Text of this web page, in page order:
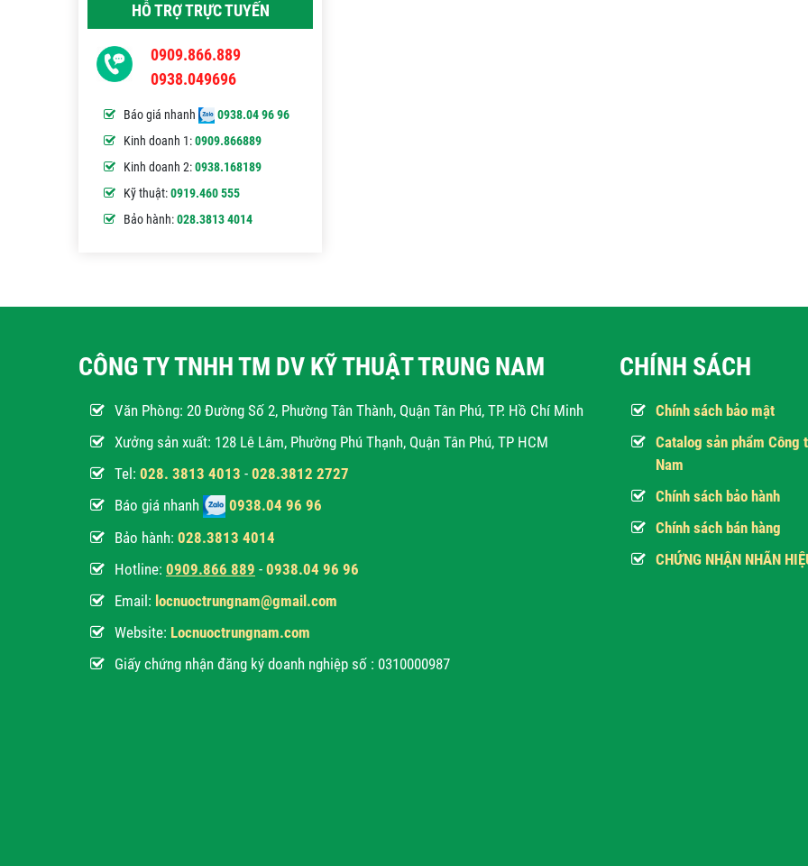
HỖ TRỢ TRỰC TUYẾN
0909.866.889
0938.049696
Báo giá nhanh
0938.04 96 96
Kinh doanh 1:0909.866889
Kinh doanh 2:0938.168189
Kỹ thuật:0919.460 555
Bảo hành:028.3813 4014
CÔNG TY TNHH TM DV KỸ THUẬT TRUNG NAM
Văn Phòng: 20 Đường Số 2, Phường Tân Thành, Quận Tân Phú, TP. Hồ Chí Minh
Xưởng sản xuất: 128 Lê Lâm, Phường Phú Thạnh, Quận Tân Phú, TP HCM
Tel: 028. 3813 4013 - 028.3812 2727
Báo giá nhanh
0938.04 96 96
Bảo hành: 028.3813 4014
Hotline: 0909.866 889 - 0938.04 96 96
Email: locnuoctrungnam@gmail.com
Website: Locnuoctrungnam.com
Giấy chứng nhận đăng ký doanh nghiệp số : 0310000987
CHÍNH SÁCH
Chính sách bảo mật
Catalog sản phẩm Công
Nam
Chính sách bảo hành
Chính sách bán hàng
CHỨNG NHẬN NHÃN